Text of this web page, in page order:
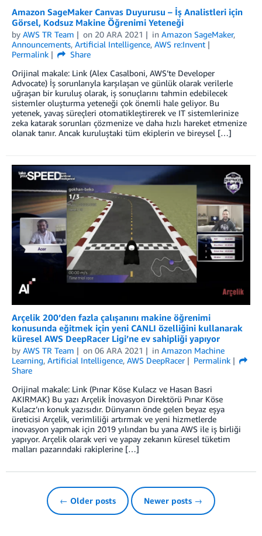
Amazon SageMaker Canvas Duyurusu – İş Analistleri için
Görsel, Kodsuz Makine Öğrenimi Yeteneği
by AWS TR Team on 20 ARA 2021 in Amazon SageMaker,
Announcements, Artificial Intelligence, AWS re:Invent
Permalink
Share
Orijinal makale: Link (Alex Casalboni, AWS’te Developer
Advocate) İş sorunlarıyla karşılaşan ve günlük olarak verilerle
uğraşan bir kuruluş olarak, iş sonuçlarını tahmin edebilecek
sistemler oluşturma yeteneği çok önemli hale geliyor. Bu
yetenek, yavaş süreçleri otomatikleştirerek ve IT sistemlerinize
zeka katarak sorunları çözmenize ve daha hızlı hareket etmenize
olanak tanır. Ancak kuruluştaki tüm ekiplerin ve bireysel […]
Arçelik 200’den fazla çalışanını makine öğrenimi
konusunda eğitmek için yeni CANLI özelliğini kullanarak
küresel AWS DeepRacer Ligi’ne ev sahipliği yapıyor
by AWS TR Team on 06 ARA 2021 in Amazon Machine
Learning, Artificial Intelligence, AWS DeepRacer
Permalink
Share
Orijinal makale: Link (Pınar Köse Kulacz ve Hasan Basri
AKIRMAK) Bu yazı Arçelik İnovasyon Direktörü Pınar Köse
Kulacz’ın konuk yazısıdır. Dünyanın önde gelen beyaz eşya
üreticisi Arçelik, verimliliği artırmak ve yeni hizmetlerde
inovasyon yapmak için 2019 yılından bu yana AWS ile iş birliği
yapıyor. Arçelik olarak veri ve yapay zekanın küresel tüketim
malları pazarındaki rakiplerine […]
← Older posts Newer posts →